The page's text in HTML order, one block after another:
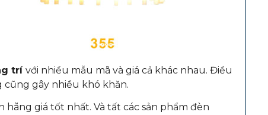
trí với nhiều mẫu mã và giá cả khác nhau. Điều
gây nhiều khó khăn.
giá tốt nhất. Và tất các sản phẩm đèn